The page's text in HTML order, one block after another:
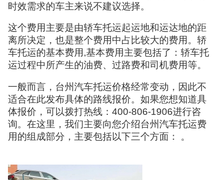
时效需求的车主来说不建议选择。
这个费用主要是由轿车托运起运地和运达地的距
离所决定，也是整个费用中占比较大的费用。轿
车托运的基本费用,基本费用主要包括了：轿车托
运过程中所产生的油费、过路费和司机费用等。
一般而言，台州汽车托运价格经常变动，因此不
适合在此发布具体的路线报价。如果您想知道具
体报价，可以拨打热线：400-806-1906进行咨
询。在这里，我们主要向您介绍台州汽车托运费
用的组成部分，主要包括以下三个方面： 。